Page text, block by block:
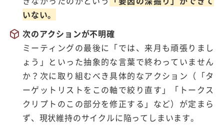
いない。
次のアクションが不明確
ミーティングの最後に「では、来月も頑張りまし
ょう」といった抽象的な言葉で終わっていません
か？次に取り組むべき具体的なアクション（「タ
ーゲットリストをこの軸で絞り直す」「トークス
クリプトのこの部分を修正する」など）が定まら
ず、現状維持のサイクルに陥ってしまいます。